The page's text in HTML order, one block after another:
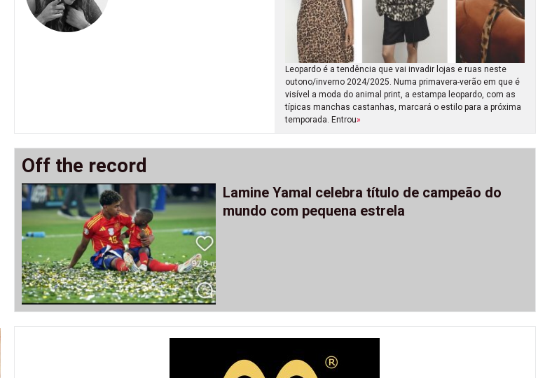
Leopardo é a tendência que vai invadir lojas e ruas neste
outono/inverno 2024/2025. Numa primavera-verão em que é
visível a moda do animal print, a estampa leopardo, com as
típicas manchas castanhas, marcará o estilo para a próxima
temporada. Entrou»
Off the record
Lamine Yamal celebra título de campeão do
mundo com pequena estrela